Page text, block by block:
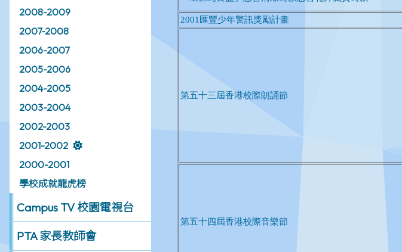
2008-2009
2007-2008
2006-2007
2005-2006
2004-2005
2003-2004
2002-2003
2001-2002
2000-2001
學校成就龍虎榜
Campus TV 校園電視台
PTA 家長教師會